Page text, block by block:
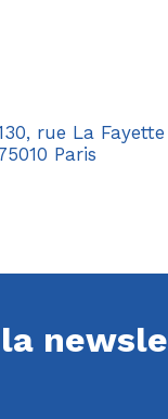
rue La Fayette
Paris